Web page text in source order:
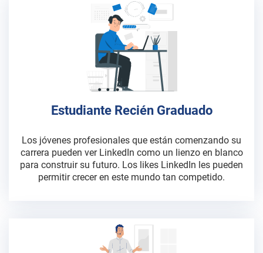
Estudiante Recién Graduado
Los jóvenes profesionales que están comenzando su
carrera pueden ver LinkedIn como un lienzo en blanco
para construir su futuro. Los likes LinkedIn les pueden
permitir crecer en este mundo tan competido.